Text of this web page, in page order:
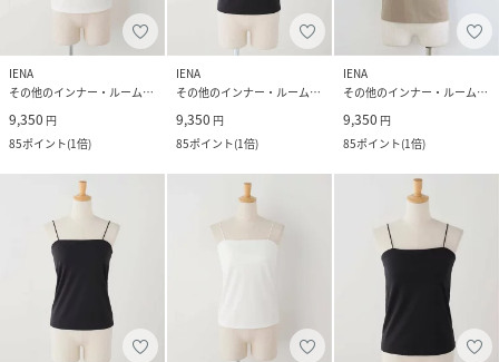
IENA
その他のインナー・ルームウェア
9,350 円
85ポイント(1倍)
IENA
その他のインナー・ルームウェア
9,350 円
85ポイント(1倍)
IENA
その他のインナー・ルームウェア
9,350 円
85ポイント(1倍)